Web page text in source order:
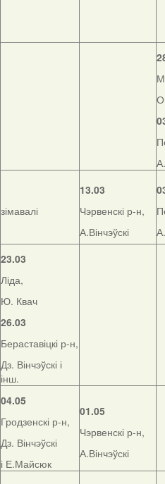
зімавалі
13.03
Чэрвенскі р-н,
А.Вінчэўскі
23.03
Ліда,
Ю. Квач
26.03
Бераставіцкі р-н,
Дз. Вінчэўскі і
інш.
04.05
Гродзенскі р-н,
Дз. Вінчэўскі
і Е.Майсюк
01.05
Чэрвенскі р-н,
А.Вінчэўскі